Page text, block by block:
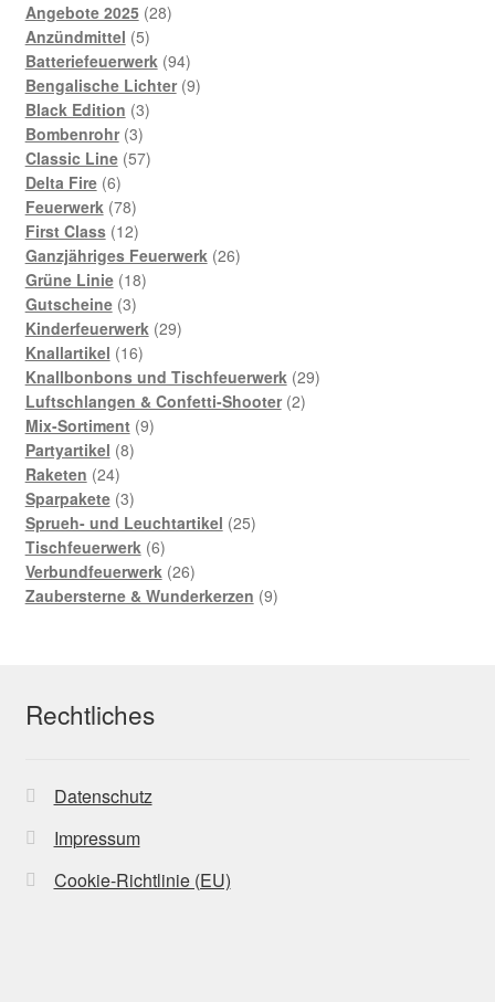
Angebote 2025 28
Anzündmittel 5
Batteriefeuerwerk 94
Bengalische Lichter 9
Black Edition 3
Bombenrohr 3
Classic Line 57
Delta Fire 6
Feuerwerk 78
First Class 12
Ganzjähriges Feuerwerk 26
Grüne Linie 18
Gutscheine 3
Kinderfeuerwerk 29
Knallartikel 16
Knallbonbons und Tischfeuerwerk 29
Luftschlangen & Confetti-Shooter 2
Mix-Sortiment 9
Partyartikel 8
Raketen 24
Sparpakete 3
Sprueh- und Leuchtartikel 25
Tischfeuerwerk 6
Verbundfeuerwerk 26
Zaubersterne & Wunderkerzen 9
Rechtliches
Datenschutz
Impressum
Cookie-Richtlinie (EU)